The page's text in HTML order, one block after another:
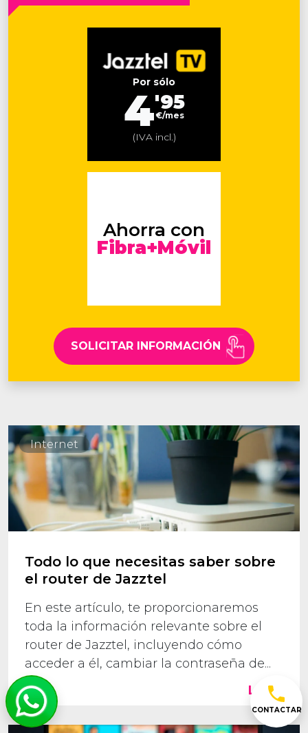
Por sólo
4'95
€/mes
(IVA incl.)
Ahorra con
Fibra+Móvil
SOLICITAR INFORMACIÓN
Internet
Todo lo que necesitas saber sobre
el router de Jazztel
En este artículo, te proporcionaremos
toda la información relevante sobre el
router de Jazztel, incluyendo cómo
acceder a él, cambiar la contraseña de...
Leer +
CONTACTAR